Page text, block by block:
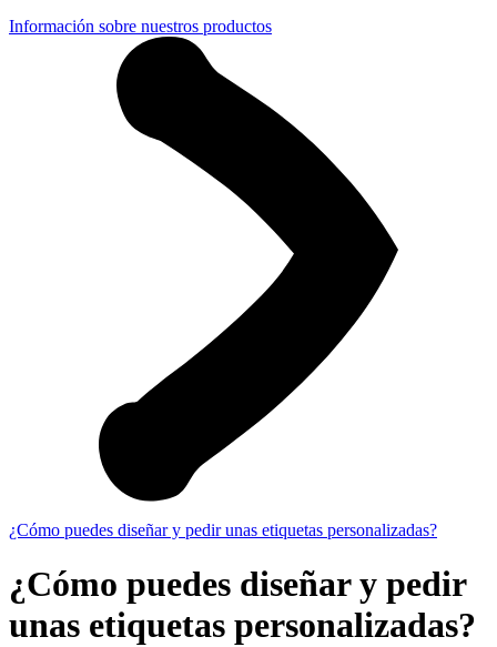
Información sobre nuestros productos
¿Cómo puedes diseñar y pedir unas etiquetas personalizadas?
¿Cómo puedes diseñar y pedir
unas etiquetas personalizadas?